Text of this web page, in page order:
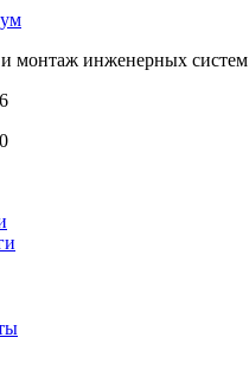
монтаж инженерных систем